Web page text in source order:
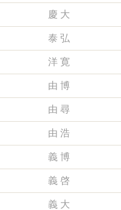
慶 大
泰 弘
洋 寛
由 博
由 尋
由 浩
義 博
義 啓
義 大